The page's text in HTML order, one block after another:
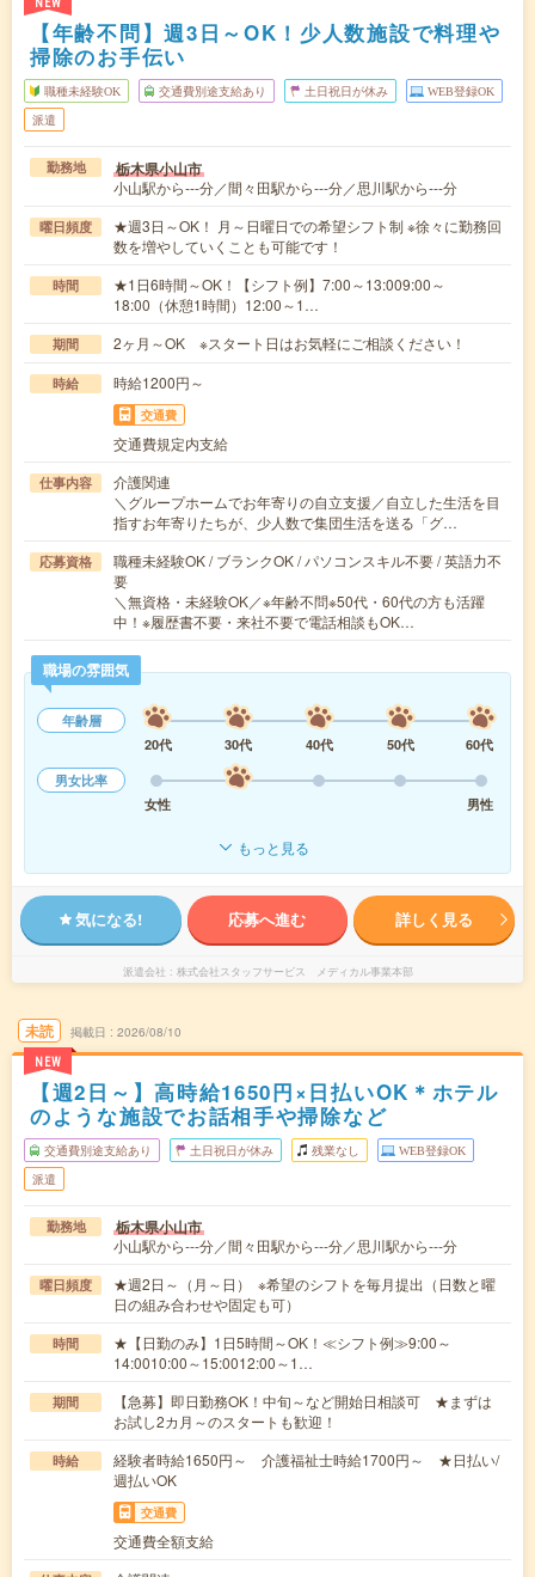
NEW
【年齢不問】週3日～OK！少人数施設で料理や
掃除のお手伝い
職種未経験OK 交通費別途支給あり 土日祝日が休み WEB登録OK
派遣
勤務地 栃木県小山市
小山駅から---分／間々田駅から---分／思川駅から---分
曜日頻度
★週3日～OK！ 月～日曜日での希望シフト制 ※徐々に勤務回
数を増やしていくことも可能です！
時間
★1日6時間～OK！【シフト例】7:00～13:009:00～
18:00（休憩1時間）12:00～1…
期間 2ヶ月～OK ※スタート日はお気軽にご相談ください！
時給 時給1200円～
交通費
交通費規定内支給
仕事内容
介護関連
＼グループホームでお年寄りの自立支援／自立した生活を目
指すお年寄りたちが、少人数で集団生活を送る「グ…
応募資格
職種未経験OK / ブランクOK / パソコンスキル不要 / 英語力不
要
＼無資格・未経験OK／※年齢不問※50代・60代の方も活躍
中！※履歴書不要・来社不要で電話相談もOK…
職場の雰囲気
年齢層
20代
30代 40代 50代
60代
男女比率
女性
男性
もっと見る
気になる! 応募へ進む 詳しく見る
派遣会社 株式会社スタッフサービス メディカル事業本部
未読
NEW
掲載日 2026/08/10
【週2日～】高時給1650円×日払いOK＊ホテル
のような施設でお話相手や掃除など
交通費別途支給あり 土日祝日が休み 残業なし WEB登録OK
派遣
勤務地 栃木県小山市
小山駅から---分／間々田駅から---分／思川駅から---分
曜日頻度
★週2日～（月～日） ※希望のシフトを毎月提出（日数と曜
日の組み合わせや固定も可）
時間
★【日勤のみ】1日5時間～OK！≪シフト例≫9:00～
14:0010:00～15:0012:00～1…
期間
【急募】即日勤務OK！中旬～など開始日相談可 ★まずは
お試し2カ月～のスタートも歓迎！
時給
経験者時給1650円～ 介護福祉士時給1700円～ ★日払い/
週払いOK
交通費
交通費全額支給